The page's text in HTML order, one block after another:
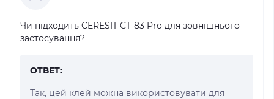
Чи підходить CERESIT CT-83 Pro для зовнішнього
застосування?
ОТВЕТ:
Так, цей клей можна використовувати для